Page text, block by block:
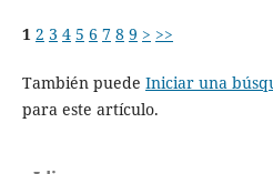
1 2 3 4 5 6 7 8 9 > >>
También puede Iniciar una
para este artículo.